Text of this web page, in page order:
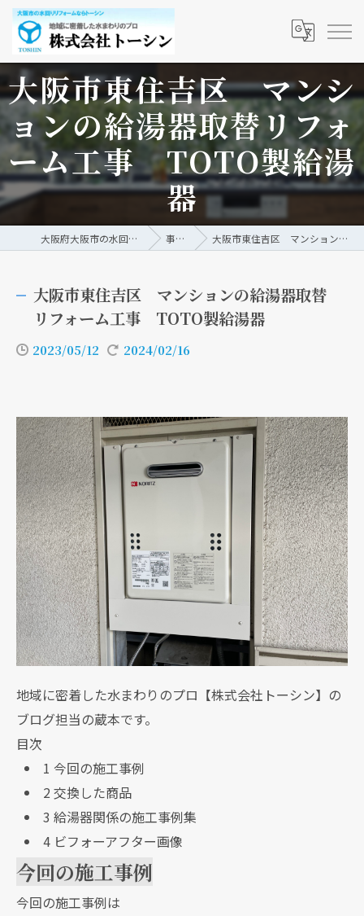
大阪市東住吉区 マンシ
ョンの給湯器取替リフォ
ーム工事 TOTO製給湯
器
大阪府大阪市の水回りリフォームなら株式会社トーシン 事例/ブログ 大阪市東住吉区 マンションの給湯器取替リフォーム工事 TOTO製給湯器
大阪市東住吉区 マンションの給湯器取替
リフォーム工事 TOTO製給湯器
2023/05/12 2024/02/16
地域に密着した水まわりのプロ【株式会社トーシン】の
ブログ担当の蔵本です。
目次
1 今回の施工事例
2交換した商品
3 給湯器関係の施工事例集
4ビフォーアフター画像
今回の施工事例
今回の施工事例は